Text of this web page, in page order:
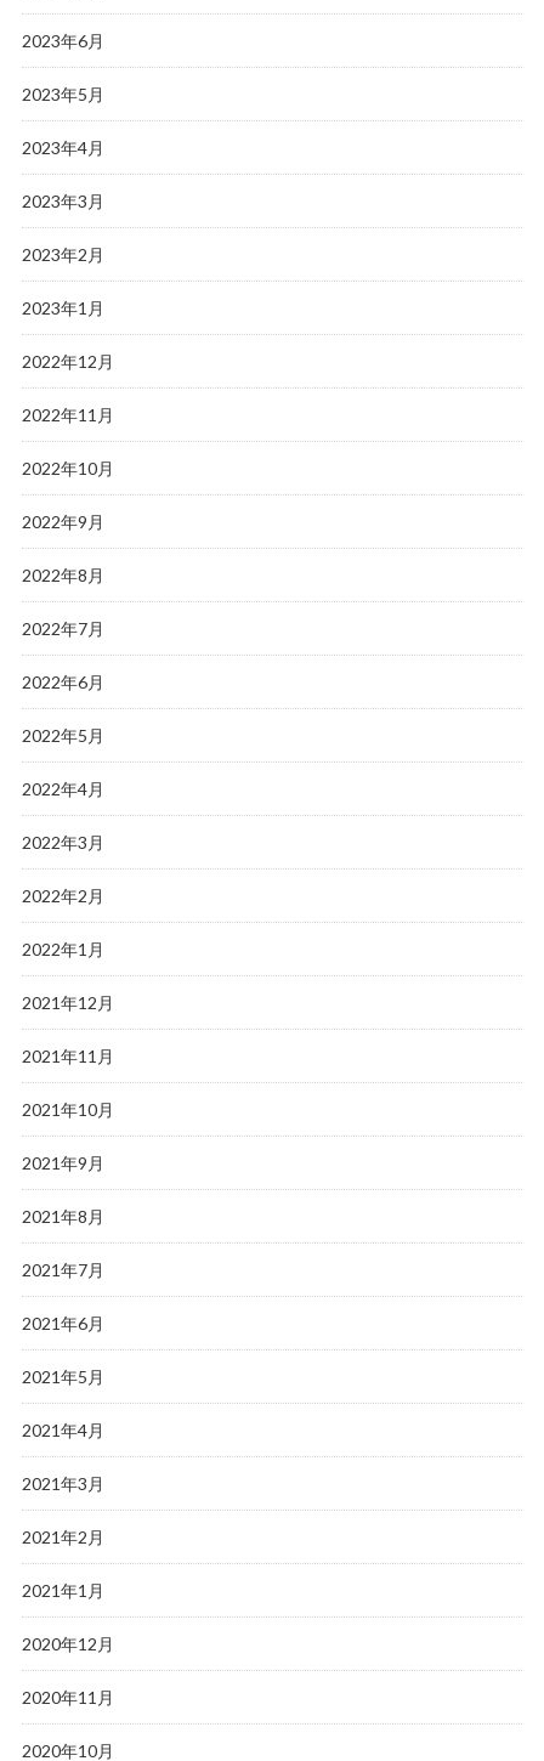
2023年6月
2023年5月
2023年4月
2023年3月
2023年2月
2023年1月
2022年12月
2022年11月
2022年10月
2022年9月
2022年8月
2022年7月
2022年6月
2022年5月
2022年4月
2022年3月
2022年2月
2022年1月
2021年12月
2021年11月
2021年10月
2021年9月
2021年8月
2021年7月
2021年6月
2021年5月
2021年4月
2021年3月
2021年2月
2021年1月
2020年12月
2020年11月
2020年10月